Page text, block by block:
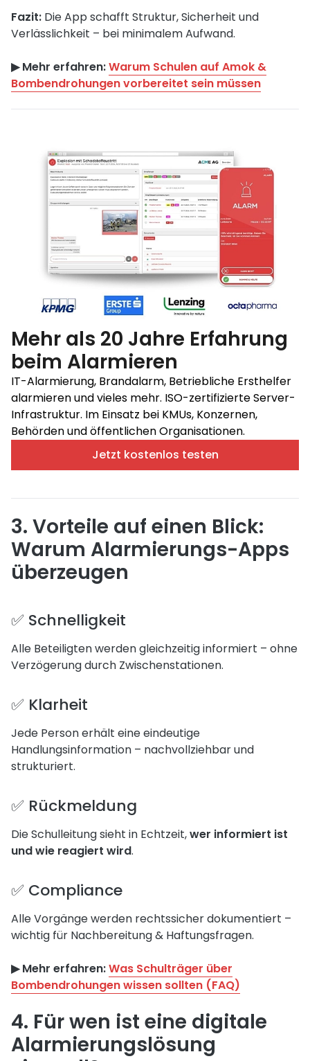
Fazit: Die App schafft Struktur, Sicherheit und
Verlässlichkeit – bei minimalem Aufwand.
▶︎ Mehr erfahren:Warum Schulen auf Amok &
Bombendrohungen vorbereitet sein müssen
Mehr als 20 Jahre Erfahrung
beim Alarmieren
IT-Alarmierung, Brandalarm, Betriebliche Ersthelfer
alarmieren und vieles mehr. ISO-zertifizierte Server-
Infrastruktur. Im Einsatz bei KMUs, Konzernen,
Behörden und öffentlichen Organisationen.
Jetzt kostenlos testen
3. Vorteile auf einen Blick:
Warum Alarmierungs-Apps
überzeugen
✅ Schnelligkeit
Alle Beteiligten werden gleichzeitig informiert – ohne
Verzögerung durch Zwischenstationen.
✅ Klarheit
Jede Person erhält eine eindeutige
Handlungsinformation – nachvollziehbar und
strukturiert.
✅ Rückmeldung
Die Schulleitung sieht in Echtzeit,wer informiert ist
und wie reagiert wird.
✅ Compliance
Alle Vorgänge werden rechtssicher dokumentiert –
wichtig für Nachbereitung & Haftungsfragen.
▶︎ Mehr erfahren:Was Schulträger über
Bombendrohungen wissen sollten (FAQ)
4. Für wen ist eine digitale
Alarmierungslösung